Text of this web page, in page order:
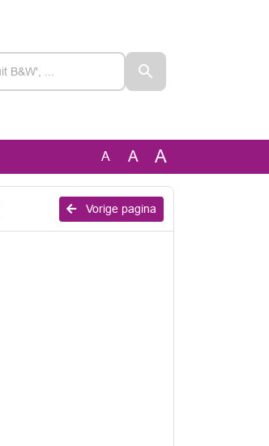
A A A
Vorige pagina